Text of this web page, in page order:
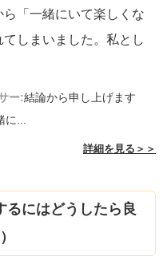
「一緒にいて楽しくな
しまいました。私とし
ー:結論から申し上げます
に...
詳細を見る＞＞
るにはどうしたら良